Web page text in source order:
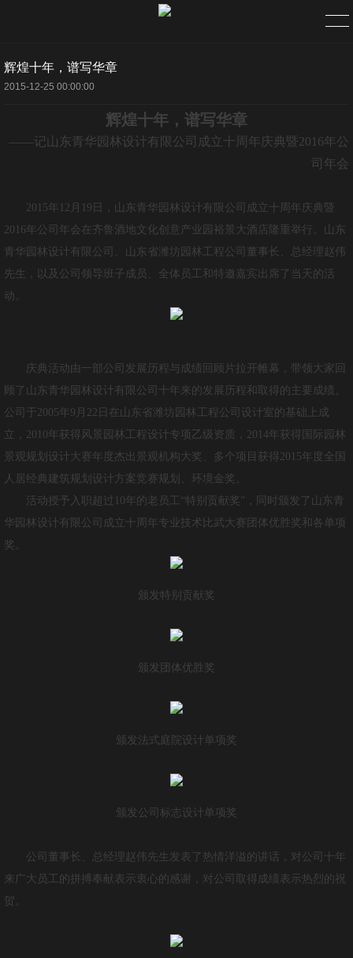
首页
组织架构
资质荣誉
青华大讲堂
青华手绘
人力资源
人才招聘
辉煌十年，谱写华章
2015-12-25 00:00:00
辉煌十年，谱写华章
——记山东青华园林设计有限公司成立十周年庆典暨2016年公
司年会
2015年12月19日，山东青华园林设计有限公司成立十周年庆典暨
2016年公司年会在齐鲁酒地文化创意产业园裕景大酒店隆重举行。山东
青华园林设计有限公司、山东省潍坊园林工程公司董事长、总经理赵伟
先生，以及公司领导班子成员、全体员工和特邀嘉宾出席了当天的活
动。
庆典活动由一部公司发展历程与成绩回顾片拉开帷幕，带领大家回
顾了山东青华园林设计有限公司十年来的发展历程和取得的主要成绩。
公司于2005年9月22日在山东省潍坊园林工程公司设计室的基础上成
立，2010年获得风景园林工程设计专项乙级资质，2014年获得国际园林
景观规划设计大赛年度杰出景观机构大奖、多个项目获得2015年度全国
人居经典建筑规划设计方案竞赛规划、环境金奖。
活动授予入职超过10年的老员工“特别贡献奖”，同时颁发了山东青
华园林设计有限公司成立十周年专业技术比武大赛团体优胜奖和各单项
奖。
颁发特别贡献奖
颁发团体优胜奖
颁发法式庭院设计单项奖
颁发公司标志设计单项奖
公司董事长、总经理赵伟先生发表了热情洋溢的讲话，对公司十年
来广大员工的拼搏奉献表示衷心的感谢，对公司取得成绩表示热烈的祝
贺。